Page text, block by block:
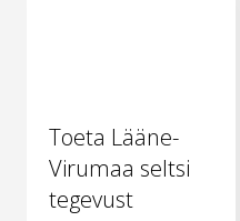
Toeta Lääne-
Virumaa seltsi
tegevust